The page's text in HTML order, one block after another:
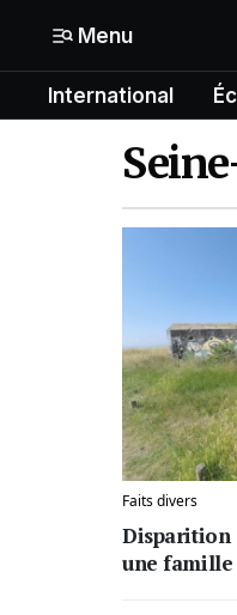
Menu
International
International
Environnement
Mon compte
N° Compte :
Mes articles
Mes newsletters
Offrir un
Contacter la
Faits divers
Disparition
une famille